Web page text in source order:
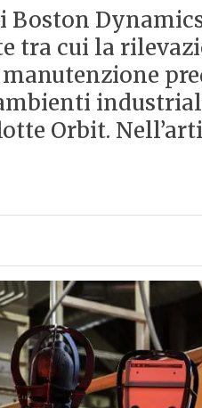
Boston
tra cui la
Orbit.